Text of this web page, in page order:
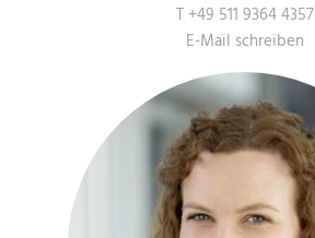
T +49 511 9364 4357
E-Mail schreiben